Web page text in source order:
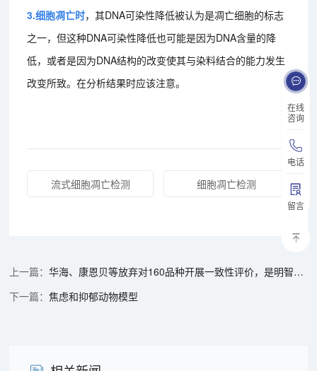
在线
咨询
电话
留言
3.细胞凋亡时，其DNA可染性降低被认为是凋亡细胞的标志
之一，但这种DNA可染性降低也可能是因为DNA含量的降
低，或者是因为DNA结构的改变使其与染料结合的能力发生
改变所致。在分析结果时应该注意。
流式细胞凋亡检测 细胞凋亡检测
华海、康恩贝等放弃对160品种开展一致性评价，是明智之举，还是无奈？
焦虑和抑郁动物模型